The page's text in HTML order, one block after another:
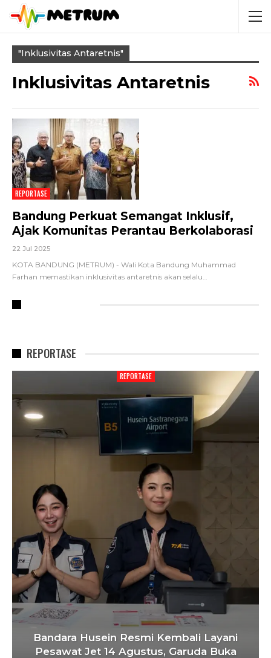
"inklusivitas Antaretnis"
Inklusivitas Antaretnis
REPORTASE
Bandung Perkuat Semangat Inklusif,
Ajak Komunitas Perantau Berkolaborasi
22 Jul 2025
KOTA BANDUNG (METRUM) - Wali Kota Bandung Muhammad
Farhan memastikan inklusivitas antaretnis akan selalu…
REPORTASE
REPORTASE
Bandara Husein Resmi Kembali Layani
Pesawat Jet 14 Agustus, Garuda Buka